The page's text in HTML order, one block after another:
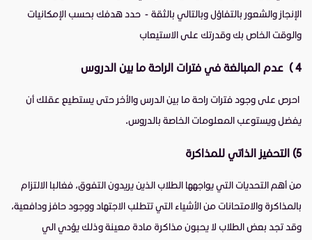
الإنجاز والشعور بالتفاؤل وبالتالي بالثقة - حدد هدفك بحسب الإمكانيات
والوقت الخاص بك وقدرتك على الاستيعاب
4 ) عدم المبالغة في فترات الراحة ما بين الدروس
احرص على وجود فترات راحة ما بين الدرس والأخر حتى يستطيع عقلك أن
يفضل ويستوعب المعلومات الخاصة بالدروس.
5) التحفيز الذاتي للمذاكرة
من أهم التحديات التي يواجهها الطلاب الذين يريدون التفوق، فغالبا الالتزام
بالمذاكرة والامتحانات من الأشياء التي تتطلب الاجتهاد ووجود حافز ودافعية،
وقد تجد بعض الطلاب لا يحبون مذاكرة مادة معينة وذلك يؤدي الي